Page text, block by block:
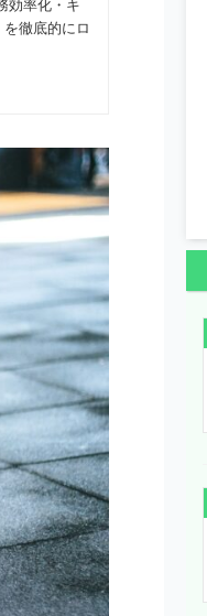
効率化・キ
徹底的にロ